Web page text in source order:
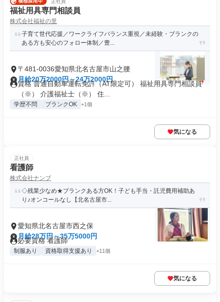
正社員
福祉用具専門相談員
株式会社福祉の里
子育て世代応援／ワークライフバランス重視／未経験・ブランクの
ある方も安心のフォロー体制／豊...
〒481-0036愛知県北名古屋市山之腰
月給20万2000円～24万2000円
資格 普通自動車運転免許（AT限定可） 福祉用具専門相談員
（※） 介護福祉士（※） 住...
学歴不問 ブランクOK +1個
気になる
正社員
看護師
株式会社ナンブ
◇残業少なめ★ブランクある方OK！子ども手当・託児費用補助あ
り♪オンコールなし【北名古屋市...
愛知県北名古屋市西之保
月給28万円～35万5000円
必要資格 看護師
制服あり 資格取得支援あり +11個
気になる